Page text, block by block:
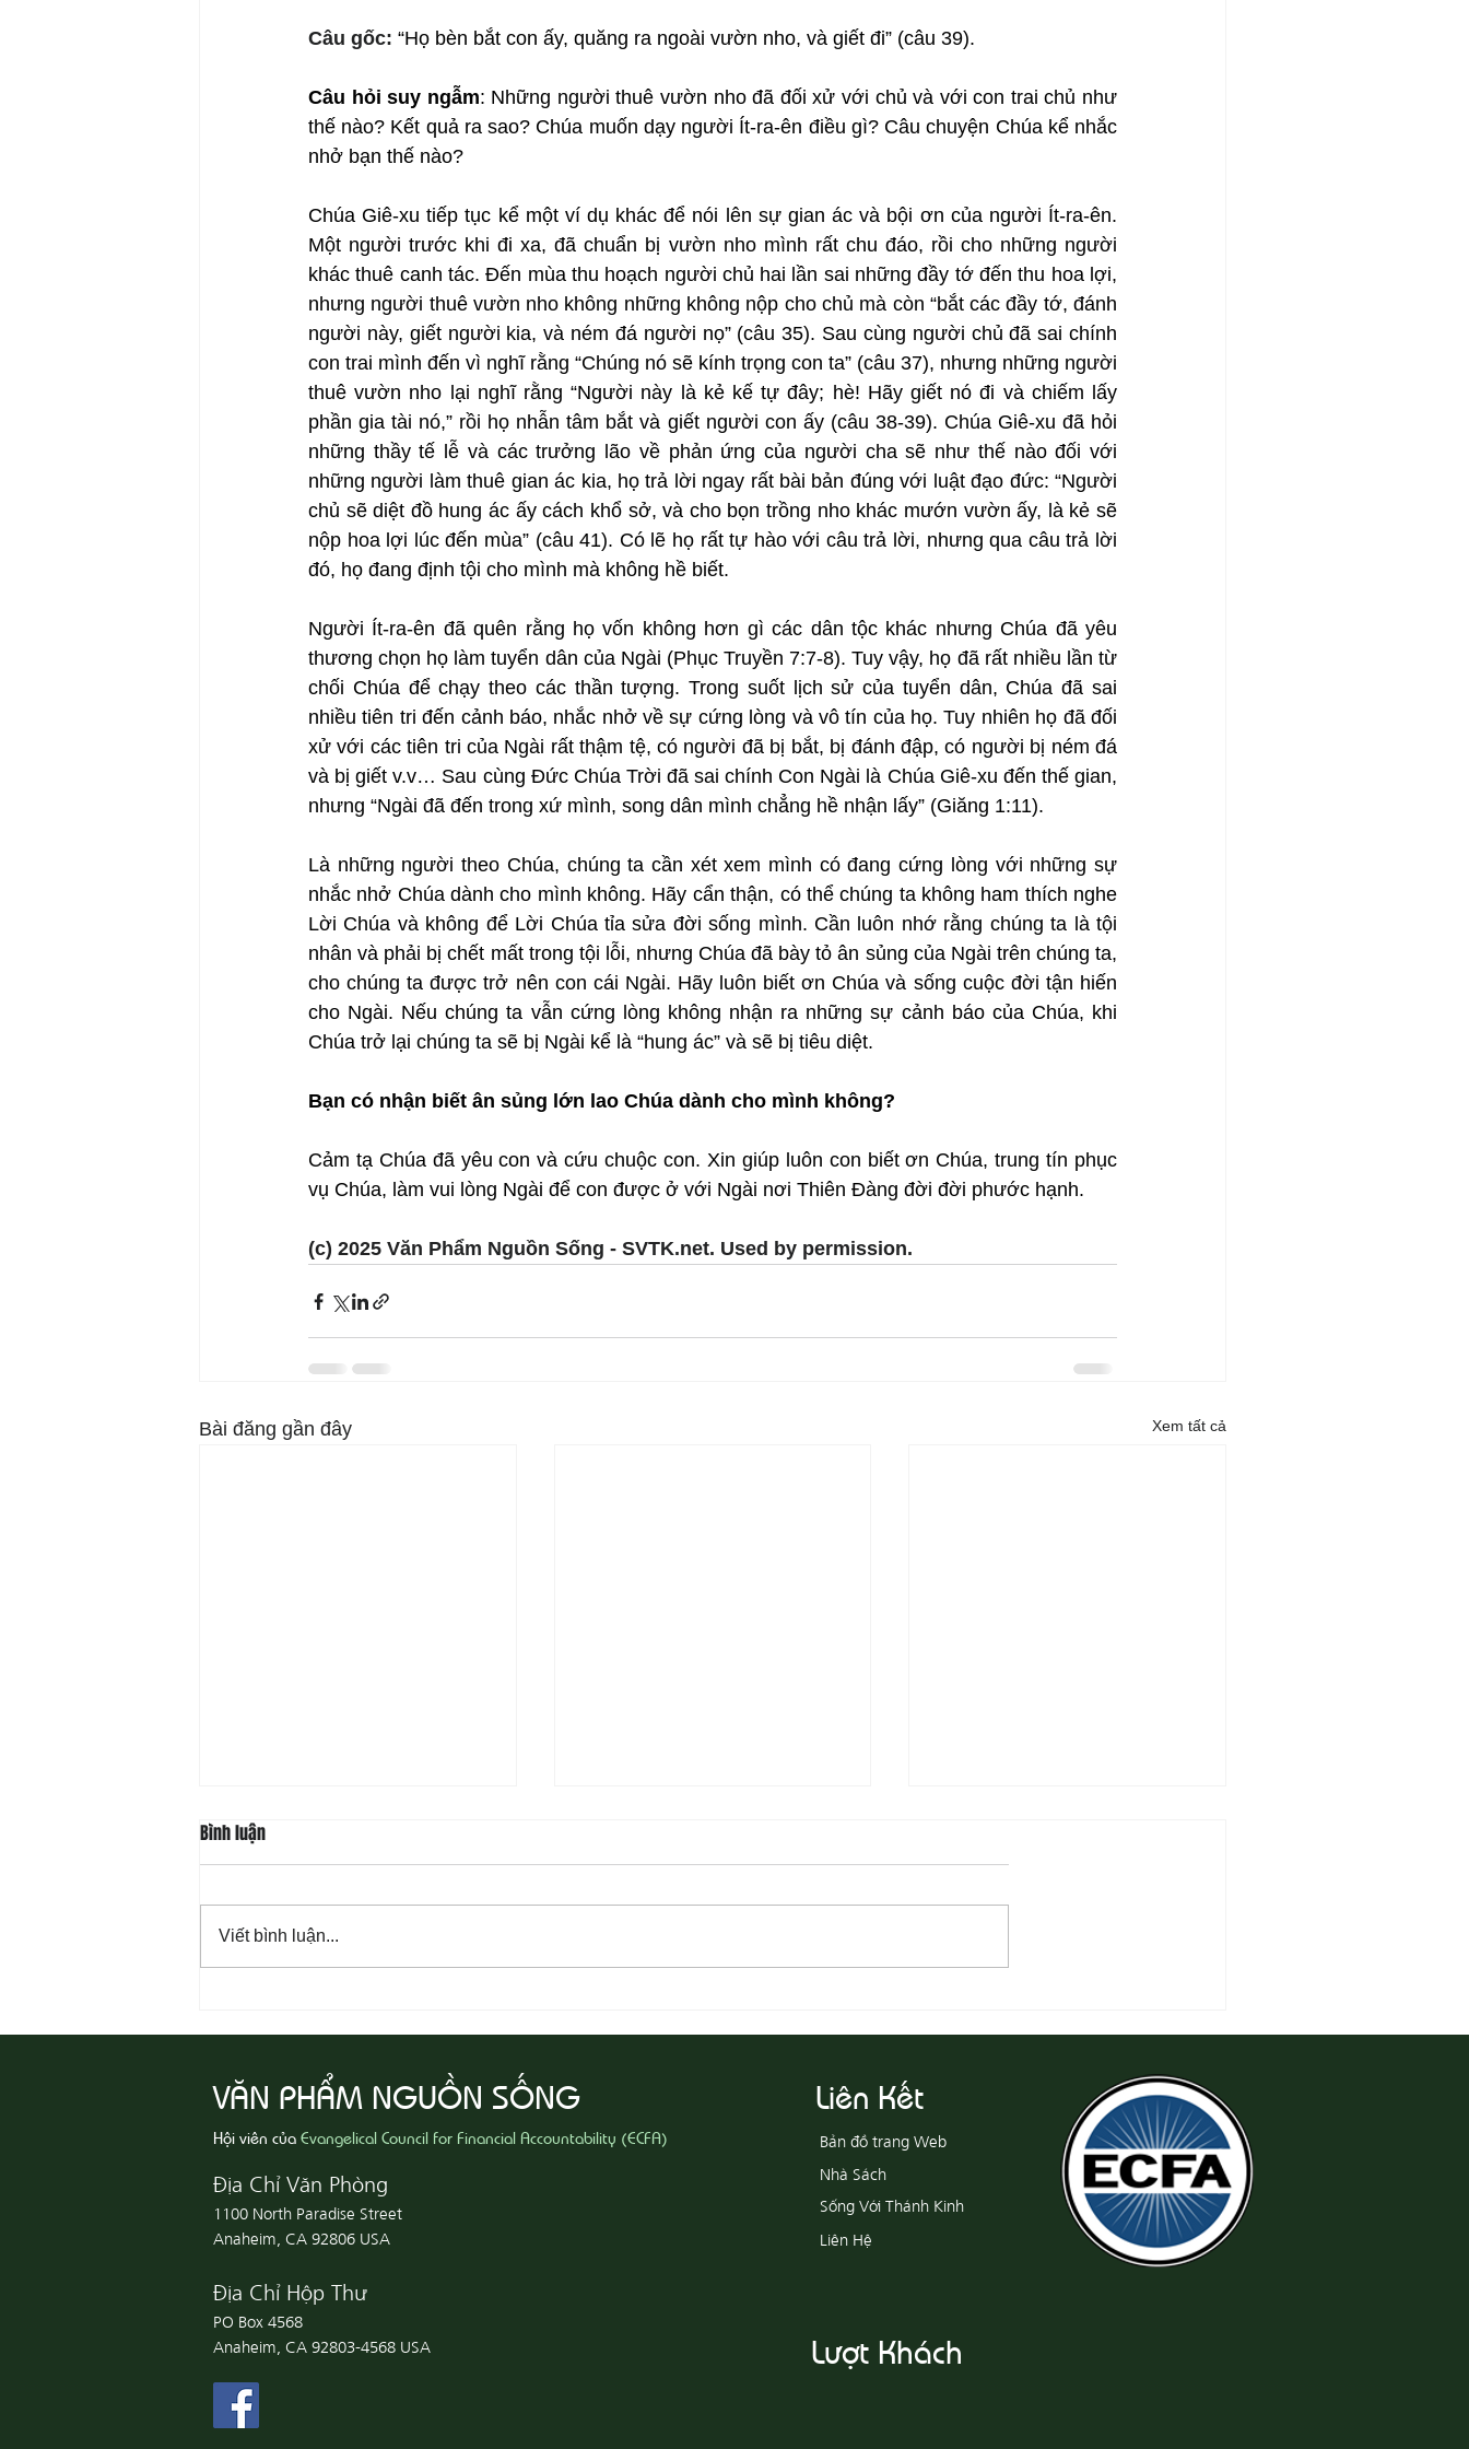
Câu gốc: “Họ bèn bắt con ấy, quăng ra ngoài vườn nho, và giết đi” (câu 39).
Câu hỏi suy ngẫm: Những người thuê vườn nho đã đối xử với chủ và với con trai chủ như
thế nào? Kết quả ra sao? Chúa muốn dạy người Ít-ra-ên điều gì? Câu chuyện Chúa kể nhắc
nhở bạn thế nào?
Chúa Giê-xu tiếp tục kể một ví dụ khác để nói lên sự gian ác và bội ơn của người Ít-ra-ên.
Một người trước khi đi xa, đã chuẩn bị vườn nho mình rất chu đáo, rồi cho những người
khác thuê canh tác. Đến mùa thu hoạch người chủ hai lần sai những đầy tớ đến thu hoa lợi,
nhưng người thuê vườn nho không những không nộp cho chủ mà còn “bắt các đầy tớ, đánh
người này, giết người kia, và ném đá người nọ” (câu 35). Sau cùng người chủ đã sai chính
con trai mình đến vì nghĩ rằng “Chúng nó sẽ kính trọng con ta” (câu 37), nhưng những người
thuê vườn nho lại nghĩ rằng “Người này là kẻ kế tự đây; hè! Hãy giết nó đi và chiếm lấy
phần gia tài nó,” rồi họ nhẫn tâm bắt và giết người con ấy (câu 38-39). Chúa Giê-xu đã hỏi
những thầy tế lễ và các trưởng lão về phản ứng của người cha sẽ như thế nào đối với
những người làm thuê gian ác kia, họ trả lời ngay rất bài bản đúng với luật đạo đức: “Người
chủ sẽ diệt đồ hung ác ấy cách khổ sở, và cho bọn trồng nho khác mướn vườn ấy, là kẻ sẽ
nộp hoa lợi lúc đến mùa” (câu 41). Có lẽ họ rất tự hào với câu trả lời, nhưng qua câu trả lời
đó, họ đang định tội cho mình mà không hề biết.
Người Ít-ra-ên đã quên rằng họ vốn không hơn gì các dân tộc khác nhưng Chúa đã yêu
thương chọn họ làm tuyển dân của Ngài (Phục Truyền 7:7-8). Tuy vậy, họ đã rất nhiều lần từ
chối Chúa để chạy theo các thần tượng. Trong suốt lịch sử của tuyển dân, Chúa đã sai
nhiều tiên tri đến cảnh báo, nhắc nhở về sự cứng lòng và vô tín của họ. Tuy nhiên họ đã đối
xử với các tiên tri của Ngài rất thậm tệ, có người đã bị bắt, bị đánh đập, có người bị ném đá
và bị giết v.v… Sau cùng Đức Chúa Trời đã sai chính Con Ngài là Chúa Giê-xu đến thế gian,
nhưng “Ngài đã đến trong xứ mình, song dân mình chẳng hề nhận lấy” (Giăng 1:11).
Là những người theo Chúa, chúng ta cần xét xem mình có đang cứng lòng với những sự
nhắc nhở Chúa dành cho mình không. Hãy cẩn thận, có thể chúng ta không ham thích nghe
Lời Chúa và không để Lời Chúa tỉa sửa đời sống mình. Cần luôn nhớ rằng chúng ta là tội
nhân và phải bị chết mất trong tội lỗi, nhưng Chúa đã bày tỏ ân sủng của Ngài trên chúng ta,
cho chúng ta được trở nên con cái Ngài. Hãy luôn biết ơn Chúa và sống cuộc đời tận hiến
cho Ngài. Nếu chúng ta vẫn cứng lòng không nhận ra những sự cảnh báo của Chúa, khi
Chúa trở lại chúng ta sẽ bị Ngài kể là “hung ác” và sẽ bị tiêu diệt.
Bạn có nhận biết ân sủng lớn lao Chúa dành cho mình không?
Cảm tạ Chúa đã yêu con và cứu chuộc con. Xin giúp luôn con biết ơn Chúa, trung tín phục
vụ Chúa, làm vui lòng Ngài để con được ở với Ngài nơi Thiên Đàng đời đời phước hạnh.
(c) 2025 Văn Phẩm Nguồn Sống - SVTK.net. Used by permission.
Bài đăng gần đây Xem tất cả
Ác
Bình luận
Viết bình luận...
VĂN PHẨM NGUỒN SỐNG
Hội viên củaEvangelical Council for Financial Accountability (ECFA)
Địa Chỉ Văn Phòng
1100 North Paradise Street
Anaheim, CA 92806 USA
Địa Chỉ Hộp Thư
PO Box 4568
Anaheim, CA 92803-4568 USA
Liên Kết
Bản đồ trang Web
Nhà Sách
Sống Với Thánh Kinh
Liên Hệ
Lượt Khách